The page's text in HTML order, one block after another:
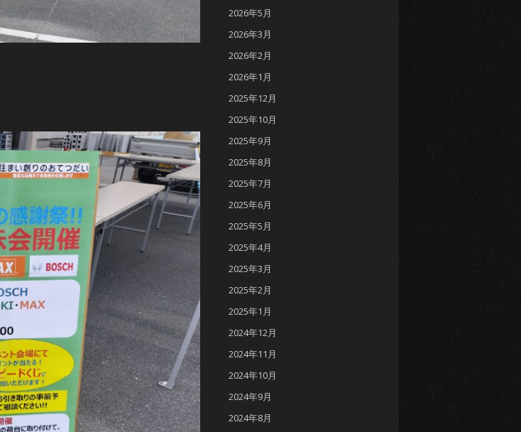
2026年5月
2026年3月
2026年2月
2026年1月
2025年12月
2025年10月
2025年9月
2025年8月
2025年7月
2025年6月
2025年5月
2025年4月
2025年3月
2025年2月
2025年1月
2024年12月
2024年11月
2024年10月
2024年9月
2024年8月